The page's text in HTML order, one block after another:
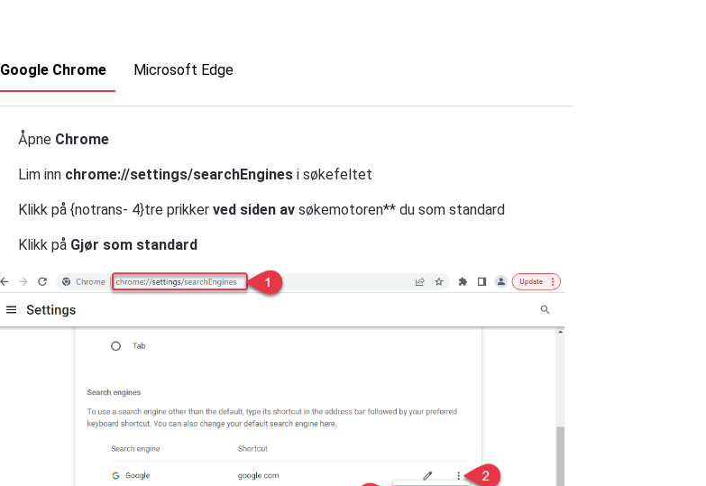
Google Chrome Microsoft Edge
Åpne Chrome
Lim inn chrome://settings/searchEngines i søkefeltet
Klikk på {notrans- 4}tre prikker ved siden avsøkemotoren** du som standard
Klikk på Gjør som standard